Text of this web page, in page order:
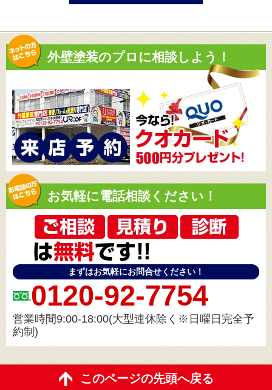
外壁塗装のプロに相談しよう！
お気軽に電話相談ください！
まずはお気軽にお問合せください！
0120-92-7754
営業時間9:00-18:00(大型連休除く※日曜日完全予
約制)
このページの先頭へ戻る